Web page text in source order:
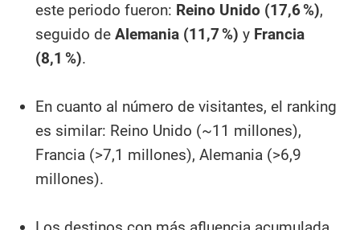
este periodo fueron: Reino Unido (17,6 %),
seguido de Alemania (11,7 %) y Francia
(8,1 %).
En cuanto al número de visitantes, el ranking
es similar: Reino Unido (~11 millones),
Francia (>7,1 millones), Alemania (>6,9
millones).